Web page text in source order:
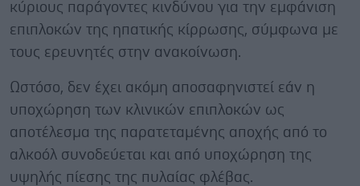
κύριους παράγοντες κινδύνου για την εμφάνιση
επιπλοκών της ηπατικής κίρρωσης, σύμφωνα με
τους ερευνητές στην ανακοίνωση.
Ωστόσο, δεν έχει ακόμη αποσαφηνιστεί εάν η
υποχώρηση των κλινικών επιπλοκών ως
αποτέλεσμα της παρατεταμένης αποχής από το
αλκοόλ συνοδεύεται και από υποχώρηση της
υψηλής πίεσης της πυλαίας φλέβας.